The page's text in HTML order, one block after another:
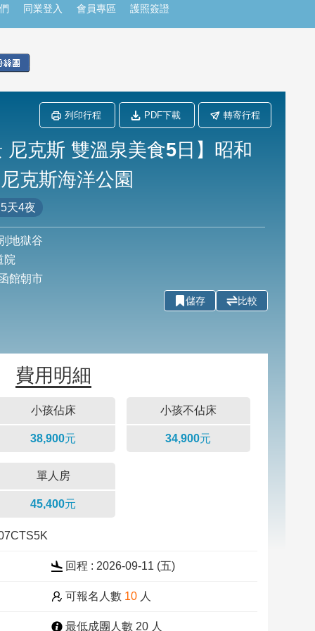
同業登入 會員專區 護照簽證
列印行程 PDF下載 轉寄行程
克斯 雙溫泉美食5日】昭和
克斯海洋公園
天4夜
地獄谷
院
館朝市
儲存 比較
費用明細
小孩佔床 小孩不佔床
38,900元 34,900元
單人房
45,400元
回程 : 2026-09-11 (五)
可報名人數 10人
最低成團人數 20 人